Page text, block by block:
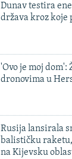
Dunav testira
država kroz koje
'Ovo je moj
dronovima u
Rusija lansirala
balističku
na Kijevsku